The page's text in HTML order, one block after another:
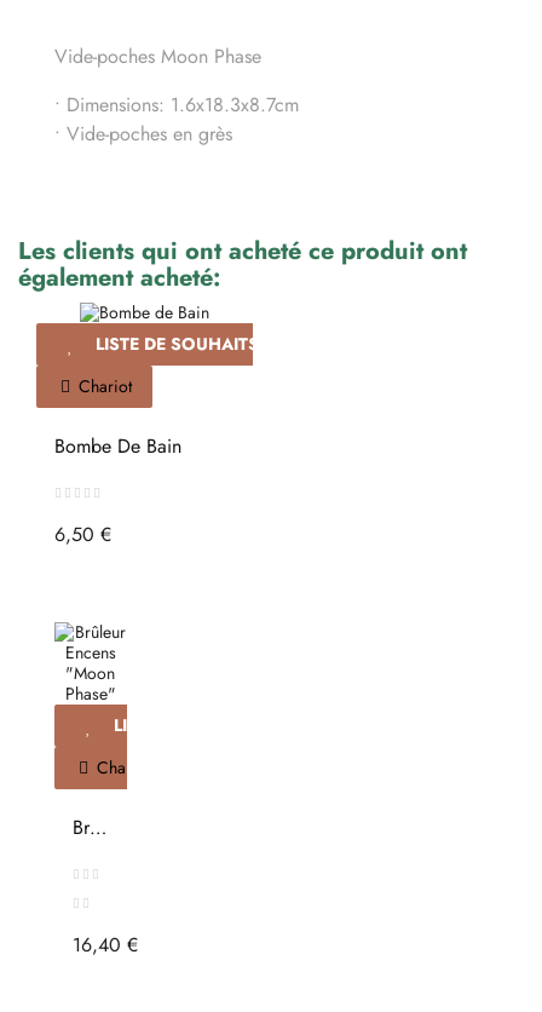
Vide-poches Moon Phase
• Dimensions: 1.6x18.3x8.7cm
• Vide-poches en grès
Les clients qui ont acheté ce produit ont
également acheté:
LISTE DE SOUHAITS
Chariot
Bombe De Bain
6,50 €
LISTE DE SOUHAITS
Chariot
Brûleur
"Moon
Phase"
16,40 €